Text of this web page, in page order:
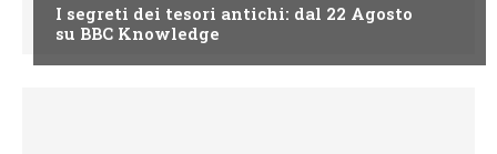
I segreti dei tesori antichi: dal 22 Agosto
su BBC Knowledge